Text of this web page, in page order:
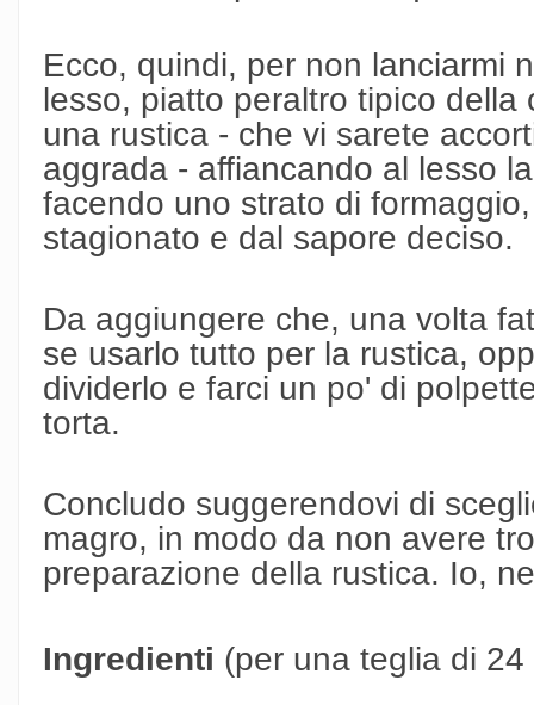
Ecco, quindi, per non lanciarmi
lesso, piatto peraltro tipico
una rustica - che vi sarete
aggrada - affiancando al lesso
facendo uno strato di
stagionato e dal sapore deciso.
Da aggiungere che, una volta
se usarlo tutto per la rustica,
dividerlo e farci un po' di
torta.
Concludo suggerendovi di
magro, in modo da non avere
preparazione della rustica. Io,
Ingredienti (per una teglia di